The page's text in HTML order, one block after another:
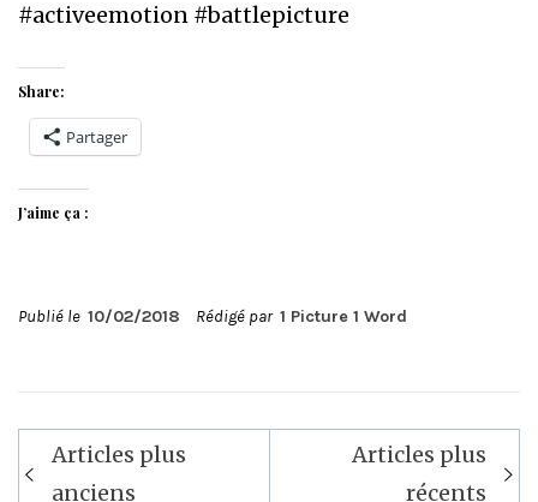
#activeemotion #battlepicture
Share:
Partager
J’aime ça :
Publié le 10/02/2018 Rédigé par 1 Picture 1 Word
Navigation
des
Articles plus
anciens
Articles plus
récents